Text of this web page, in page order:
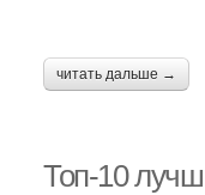
читать дальше →
Топ-10